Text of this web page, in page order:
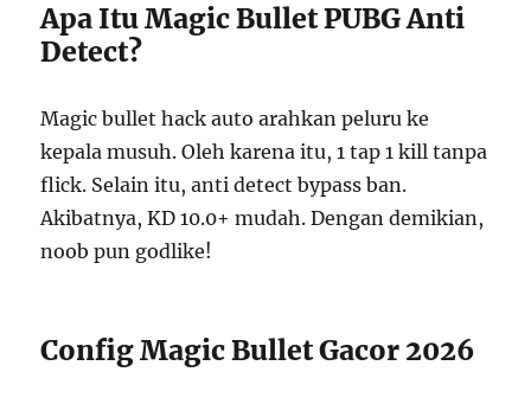
Apa Itu Magic Bullet PUBG Anti
Detect?
Magic bullet hack auto arahkan peluru ke
kepala musuh. Oleh karena itu, 1 tap 1 kill tanpa
flick. Selain itu, anti detect bypass ban.
Akibatnya, KD 10.0+ mudah. Dengan demikian,
noob pun godlike!
Config Magic Bullet Gacor 2026